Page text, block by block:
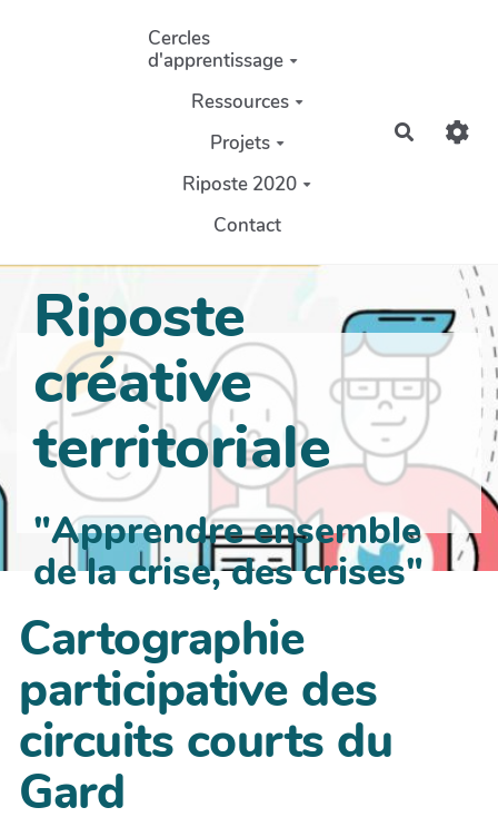
Aller au contenu principal
Cercles
d'apprentissage
Ressources
Projets
Riposte 2020
Contact
Riposte
créative
territoriale
"Apprendre ensemble
de la crise, des crises"
Cartographie
participative des
circuits courts du
Gard